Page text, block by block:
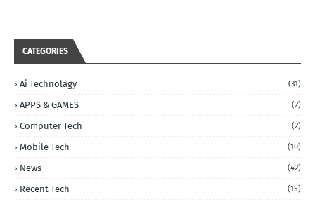
CATEGORIES
Ai Technolagy (31)
APPS & GAMES (2)
Computer Tech (2)
Mobile Tech (10)
News (42)
Recent Tech (15)